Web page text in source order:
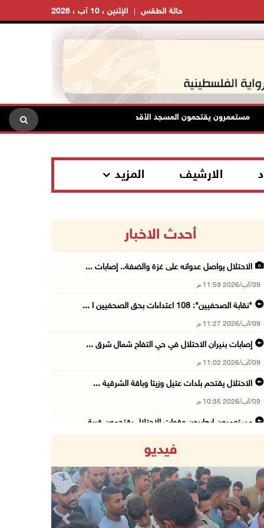
الإثنين ، 10 آب ، 2026 حالة الطقس
يقتحمون المسجد الأقصى مستعمرون يقطعون عشرات
الارشيف المزيد
أحدث الاخبار
الاحتلال يواصل عدوانه على غزة والضفة.. إصابات ...
09/آب/2026 11:59 م
"نقابة الصحفيين": 108 اعتداءات بحق الصحفيين ا ...
09/آب/2026 11:27 م
إصابات بنيران الاحتلال في حي التفاح شمال شرق ...
09/آب/2026 11:02 م
الاحتلال يقتحم بلدات عتيل وزيتا وباقة الشرقية ...
09/آب/2026 10:35 م
مستعمرون إرهابيون وقوات الاحتلال يقتحمون قرية ...
09/آب/2026 10:25 م
الاحتلال يقتحم المزرعة الغربية
09/آب/2026 10:18 م
فيديو
Previous Next